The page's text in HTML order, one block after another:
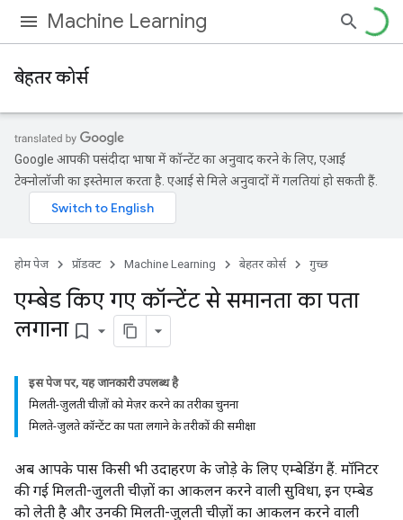
Machine Learning
बेहतर कोर्स
Google आपकी पसंदीदा भाषा में कॉन्टेंट का अनुवाद करने के लिए, एआई
टेक्नोलॉजी का इस्तेमाल करता है. एआई से मिले अनुवादों में गलतियां हो सकती हैं.
होम पेज प्रॉडक्ट Machine Learning बेहतर कोर्स गुच्छ
एम्बेड किए गए कॉन्टेंट से समानता का पता
लगाना bookmark_border
इस पेज पर, यह जानकारी उपलब्ध है
मिलती-जुलती चीज़ों को मेज़र करने का तरीका चुनना
मिलते-जुलते कॉन्टेंट का पता लगाने के तरीकों की समीक्षा
अब आपके पास किसी भी उदाहरण के जोड़े के लिए एम्बेडिंग हैं. मॉनिटर
की गई मिलती-जुलती चीज़ों का आकलन करने वाली सुविधा, इन एम्बेड
को लेती है और उनकी मिलती-जुलती चीज़ों का आकलन करने वाली